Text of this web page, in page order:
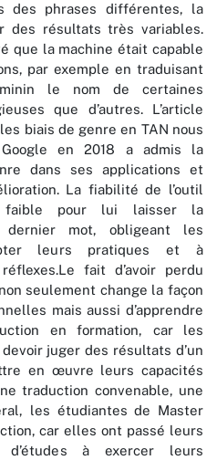
des phrases différentes, la
des résultats très variables.
que la machine était capable
par exemple en traduisant
le nom de certaines
que d’autres. L’article
biais de genre en TAN nous
en 2018 a admis la
dans ses applications et
La fiabilité de l’outil
pour lui laisser la
dernier mot, obligeant les
leurs pratiques et à
fait d’avoir perdu
seulement change la façon
mais aussi d’apprendre
en formation, car les
juger des résultats d’un
en œuvre leurs capacités
traduction convenable, une
les étudiantes de Master
car elles ont passé leurs
d’études à exercer leurs